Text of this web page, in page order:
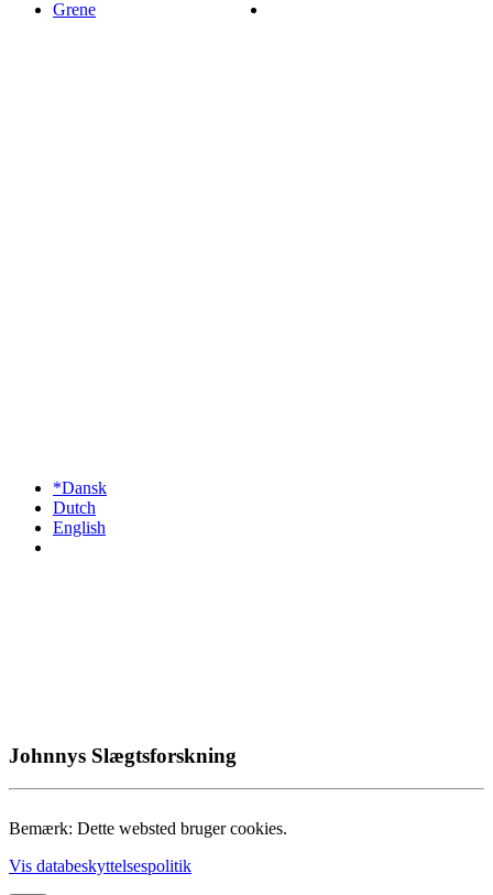
Grene
*Dansk
Dutch
English
Johnnys Slægtsforskning
Bemærk: Dette websted bruger cookies.
Vis databeskyttelsespolitik